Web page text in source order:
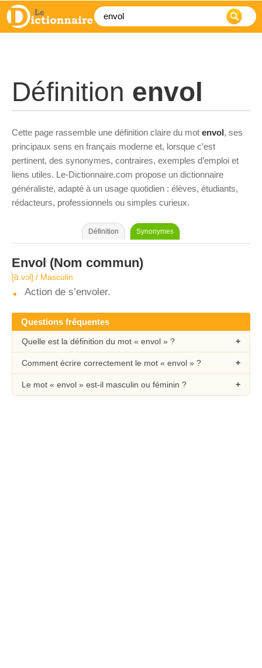
Définition envol
Cette page rassemble une définition claire du mot envol, ses
principaux sens en français moderne et, lorsque c’est
pertinent, des synonymes, contraires, exemples d’emploi et
liens utiles. Le-Dictionnaire.com propose un dictionnaire
généraliste, adapté à un usage quotidien : élèves, étudiants,
rédacteurs, professionnels ou simples curieux.
Définition Synonymes
Envol (Nom commun)
[ɑ̃.vɔl] / Masculin
Action de s’envoler.
Questions fréquentes
Quelle est la définition du mot « envol » ?
Comment écrire correctement le mot « envol » ?
Le mot « envol » est-il masculin ou féminin ?